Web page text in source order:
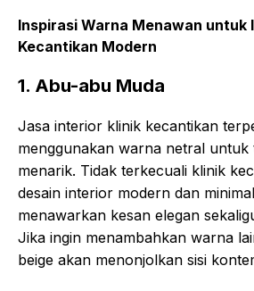
Inspirasi Warna Menawan untuk
Kecantikan Modern
1. Abu-abu Muda
Jasa interior klinik kecantikan
menggunakan warna netral untuk
menarik. Tidak terkecuali klinik
desain interior modern dan
menawarkan kesan elegan
Jika ingin menambahkan warna
beige akan menonjolkan sisi